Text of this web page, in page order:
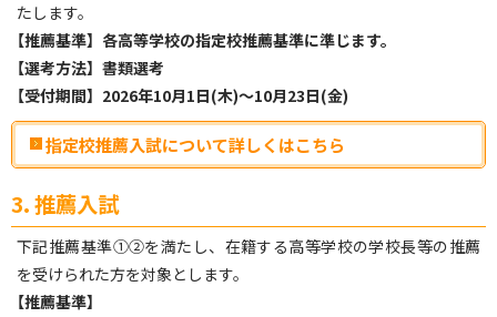
たします。
【推薦基準】各高等学校の指定校推薦基準に準じます。
【選考方法】書類選考
【受付期間】2026年10月1日(木)～10月23日(金)
指定校推薦入試について詳しくはこちら
3. 推薦入試
下記推薦基準①②を満たし、在籍する高等学校の学校長等の推薦
を受けられた方を対象とします。
【推薦基準】